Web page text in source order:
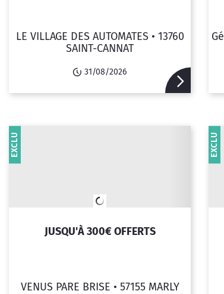
LE VILLAGE DES AUTOMATES • 13760
SAINT-CANNAT
31/08/2026
JUSQU'À 300€ OFFERTS
VENUS PARE BRISE • 57155 MARLY
EXCLU EXCLU